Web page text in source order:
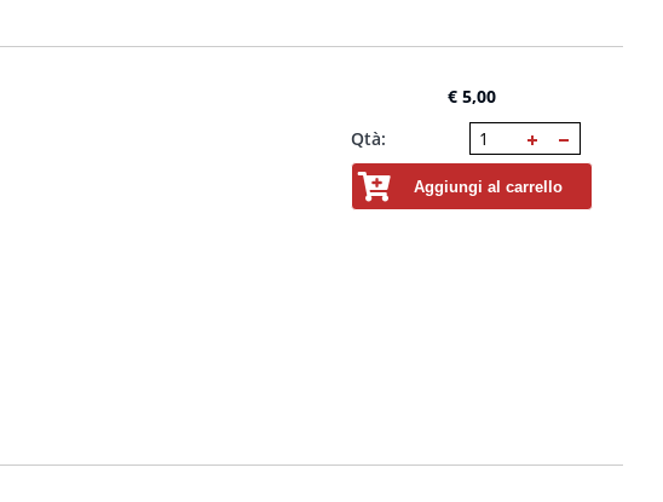
€ 5,00
Qtà:
Aggiungi al carrello